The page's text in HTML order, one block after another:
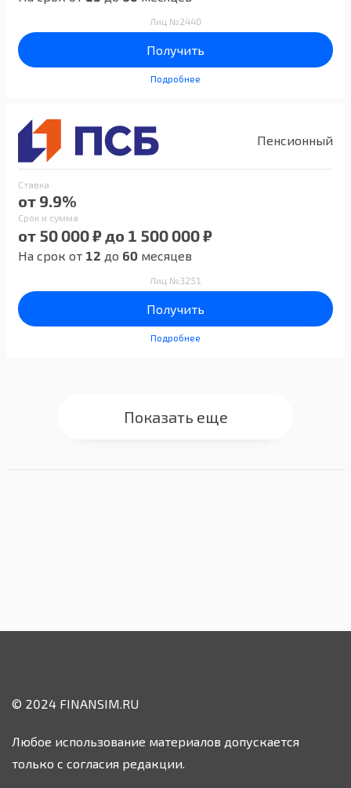
Лиц №2440
Получить
Подробнее
Пенсионный
Ставка
от 9.9%
Срок и сумма
от 50 000 ₽ до 1 500 000 ₽
На срок от 12 до 60 месяцев
Лиц №3251
Получить
Подробнее
Показать еще
© 2024 FINANSIM.RU
Любое использование материалов допускается
только с согласия редакции.